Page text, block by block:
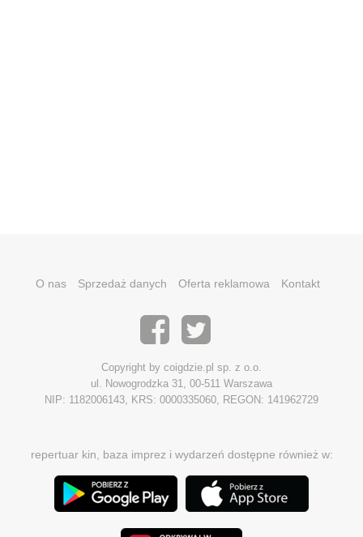
O nas Sprzedaż danych Oferta reklamowa Kontakt
Copyright by coigdzie.pl sp. z o.o.
ul. Nowogrodzka 31, 00-511 Warszawa
NIP: 1182006143, KRS: 0000335060, REGON: 141962729
repertuar kin, baza imprez i wydarzeń dostępne również w: